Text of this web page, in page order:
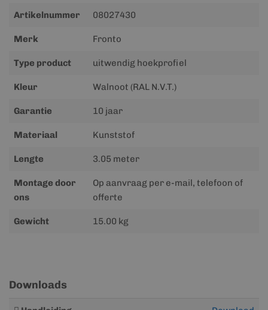
Meer
Artikelnummer 08027430
Merk Fronto
Type product uitwendig hoekprofiel
Kleur Walnoot (RAL N.V.T.)
Garantie 10 jaar
Materiaal Kunststof
Lengte 3.05 meter
Montage door
ons
Op aanvraag per e-mail, telefoon of
offerte
Gewicht 15.00 kg
Downloads
Meer